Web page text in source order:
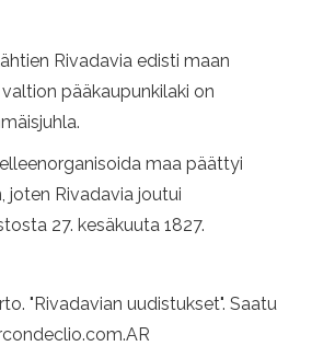
Rivadavia edisti maan
pääkaupunkilaki on
maa päättyi
joten Rivadavia joutui
27. kesäkuuta 1827.
"Rivadavian uudistukset". Saatu